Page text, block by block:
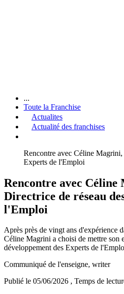
...
Toute la Franchise
Actualites
Actualité des franchises
Rencontre avec Céline Magrini,
Experts de l'Emploi
Rencontre avec Céline
Directrice de réseau
l'Emploi
Après près de vingt ans d'expérience
Céline Magrini a choisi de mettre son
développement des Experts de
Communiqué de l'enseigne, writer
Publié le 05/06/2026 , Temps de